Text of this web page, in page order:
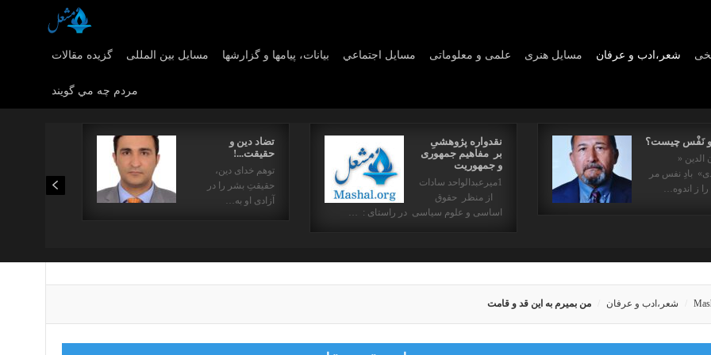
گزیده مقالات مسایل بین المللی بیانات، پیامها و گزارشها مسايل اجتماعي علمی و معلوماتی مسايل هنری شعر،ادب و عرفان
مردم چه مي گويند
تضاد دین و
حقیقت...!
توهم خدای دین،
حقیقتِ بشر را در
آزادی او به…
نقدواره پژوهشیِ
بر مفاهیم جمهوری
و جمهوریت
1میرعبدالواحد سادات
از منظر حقوق
اساسی و علوم سیاسی در راستای : …
و نَفْس چیست؟
الدین «
بادِ نفس مر
را ز اندوه…
شعر،ادب و عرفان من بميرم به اين قد و قامت